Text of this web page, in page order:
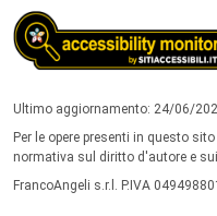
Ultimo aggiornamento: 24/06/
Per le opere presenti in questo
normativa sul diritto d'autore e
FrancoAngeli s.r.l. P.IVA